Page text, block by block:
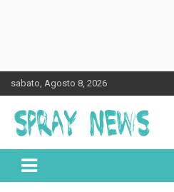
to
content
sabato, Agosto 8, 2026
Spraynews.it